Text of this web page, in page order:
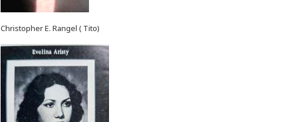
Christopher E. Rangel ( Tito)